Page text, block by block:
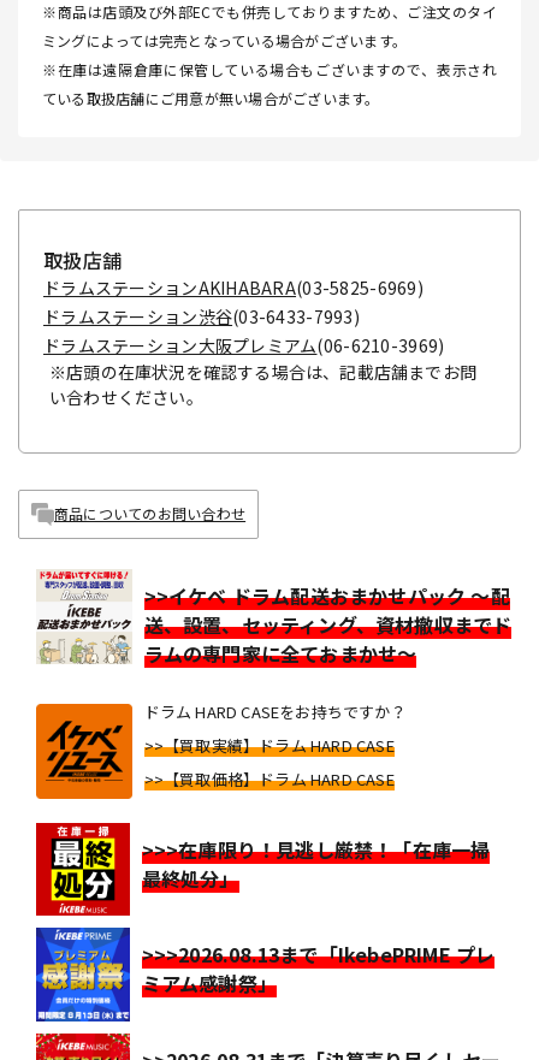
※商品は店頭及び外部ECでも併売しておりますため、ご注文のタイ
ミングによっては完売となっている場合がございます。
※在庫は遠隔倉庫に保管している場合もございますので、表示され
ている取扱店舗にご用意が無い場合がございます。
取扱店舗
ドラムステーションAKIHABARA(03-5825-6969)
ドラムステーション渋谷(03-6433-7993)
ドラムステーション大阪プレミアム(06-6210-3969)
※店頭の在庫状況を確認する場合は、記載店舗までお問
い合わせください。
商品についてのお問い合わせ
>>イケベ ドラム配送おまかせパック ～配
送、設置、セッティング、資材撤収までド
ラムの専門家に全ておまかせ～
ドラム HARD CASEをお持ちですか？
>>【買取実績】ドラム HARD CASE
>>【買取価格】ドラム HARD CASE
>>>在庫限り！見逃し厳禁！「在庫一掃
最終処分」
>>>2026.08.13まで「IkebePRIME プレ
ミアム感謝祭」